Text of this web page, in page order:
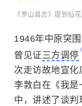
《罗山县志》提到仙
1946年中原突
曾见证三方调停
次走访故地宣化
李敦白在《我
中，讲述了谈判